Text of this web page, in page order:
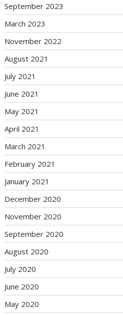
September 2023
March 2023
November 2022
August 2021
July 2021
June 2021
May 2021
April 2021
March 2021
February 2021
January 2021
December 2020
November 2020
September 2020
August 2020
July 2020
June 2020
May 2020